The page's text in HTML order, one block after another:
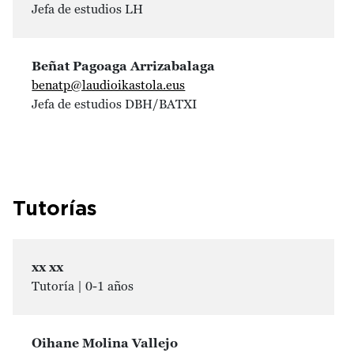
Jefa de estudios LH
Beñat Pagoaga Arrizabalaga
benatp@laudioikastola.eus
Jefa de estudios DBH/BATXI
Tutorías
xx xx
Tutoría | 0-1 años
Oihane Molina Vallejo